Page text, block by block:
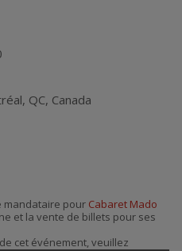
, QC, Canada
mandataire pour Cabaret Mado
et la vente de billets pour ses
cet événement, veuillez